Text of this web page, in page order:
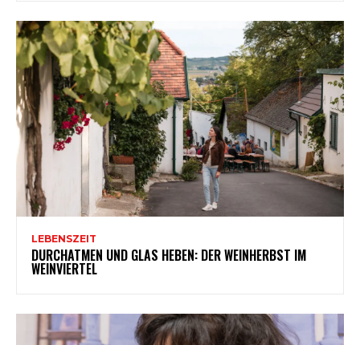
LEBENSZEIT
DURCHATMEN UND GLAS HEBEN: DER WEINHERBST IM
WEINVIERTEL